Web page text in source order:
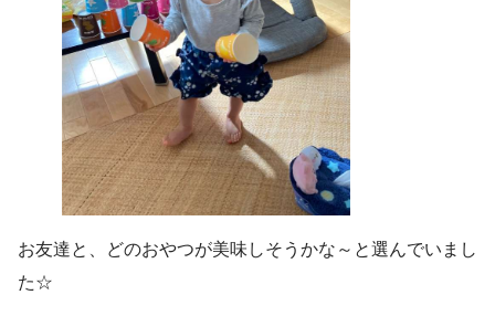
お友達と、どのおやつが美味しそうかな～と選んでいまし
た☆